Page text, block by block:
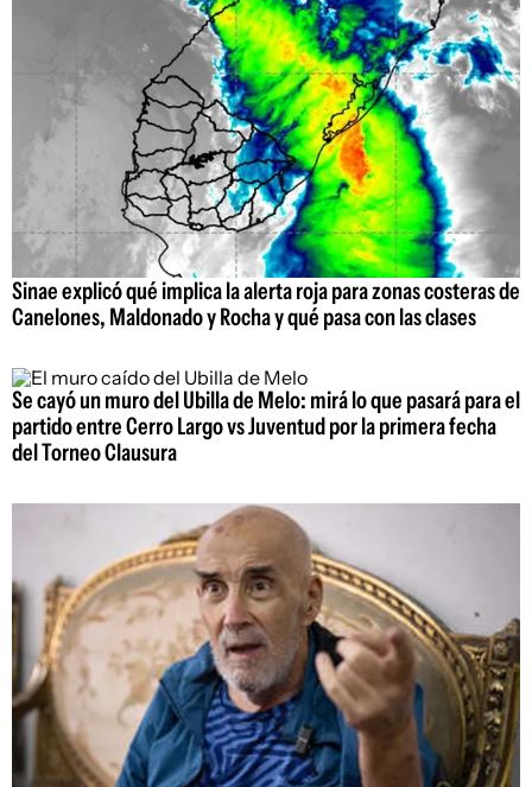
Sinae explicó qué implica la alerta roja para zonas costeras de
Canelones, Maldonado y Rocha y qué pasa con las clases
Se cayó un muro del Ubilla de Melo: mirá lo que pasará para el
partido entre Cerro Largo vs Juventud por la primera fecha
del Torneo Clausura